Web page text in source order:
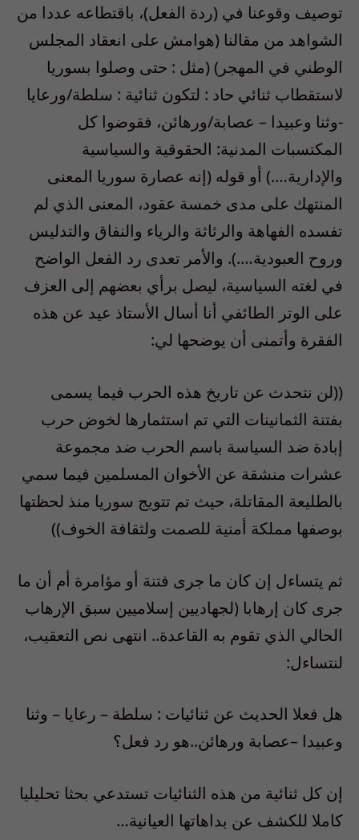
توصيف وقوعنا في (ردة الفعل)، باقتطاعه عددا من
الشواهد من مقالنا (هوامش على انعقاد المجلس
الوطني في المهجر) (مثل : حتى وصلوا بسوريا
لاستقطاب ثنائي حاد : لتكون ثنائية : سلطة/ورعايا
-وثنا وعبيدا – عصابة/ورهائن، فقوضوا كل
المكتسبات المدنية: الحقوقية والسياسية
والإدارية….) أو قوله (إنه عصارة سوريا المعنى
المنتهك على مدى خمسة عقود، المعنى الذي لم
تفسده الفهاهة والرثاثة والرياء والنفاق والتدليس
وروح العبودية….). والأمر تعدى رد الفعل الواضح
في لغته السياسية، ليصل برأي بعضهم إلى العزف
على الوتر الطائفي أنا أسال الأستاذ عيد عن هذه
الفقرة وأتمنى أن يوضحها لي:
((لن نتحدث عن تاريخ هذه الحرب فيما يسمى
بفتنة الثمانينات التي تم استثمارها لخوض حرب
إبادة ضد السياسة باسم الحرب ضد مجموعة
عشرات منشقة عن الأخوان المسلمين فيما سمي
بالطليعة المقاتلة، حيث تم تتويج سوريا منذ لحظتها
بوصفها مملكة أمنية للصمت ولثقافة الخوف))
ثم يتساءل إن كان ما جرى فتنة أو مؤامرة أم أن ما
جرى كان إرهابا (لجهاديين إسلاميين سبق الإرهاب
الحالي الذي تقوم به القاعدة.. انتهى نص التعقيب،
لنتساءل:
هل فعلا الحديث عن ثنائيات : سلطة – رعايا – وثنا
وعبيدا –عصابة ورهائن..هو رد فعل؟
إن كل ثنائية من هذه الثنائيات تستدعي بحثا تحليليا
كاملا للكشف عن بداهاتها العيانية…